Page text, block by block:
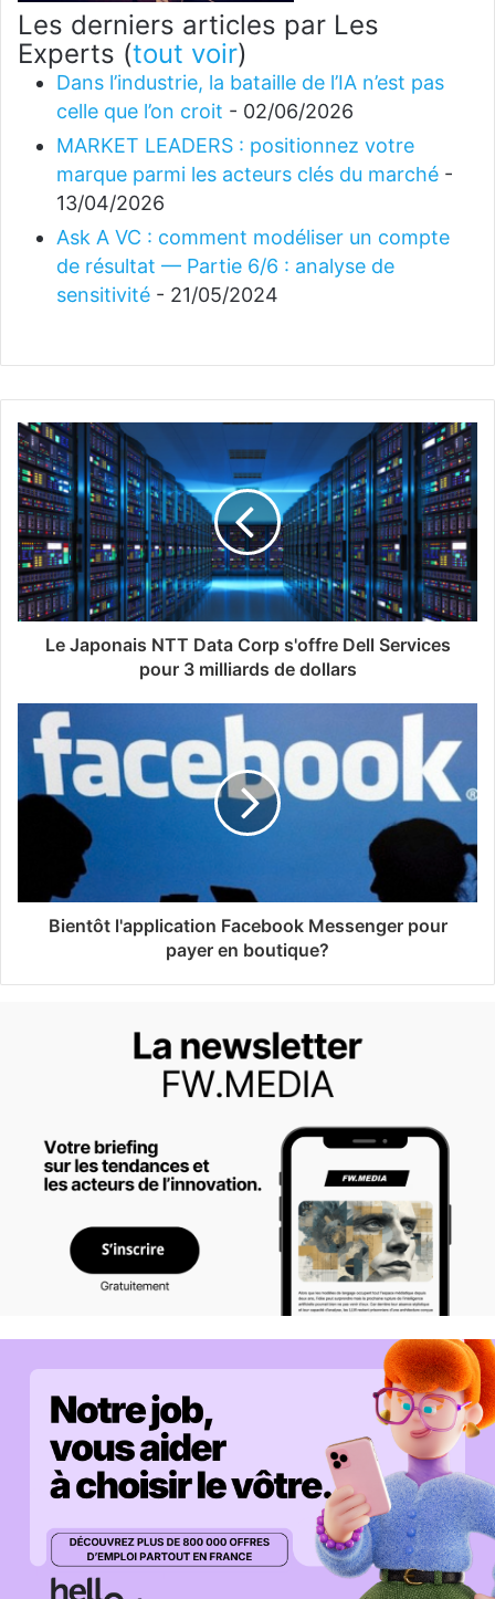
Les derniers articles par Les
Experts (tout voir)
Dans l’industrie, la bataille de l’IA n’est pas
celle que l’on croit - 02/06/2026
MARKET LEADERS : positionnez votre
marque parmi les acteurs clés du marché -
13/04/2026
Ask A VC : comment modéliser un compte
de résultat — Partie 6/6 : analyse de
sensitivité - 21/05/2024
Le Japonais NTT Data Corp s'offre Dell Services
pour 3 milliards de dollars
Bientôt l'application Facebook Messenger pour
payer en boutique?